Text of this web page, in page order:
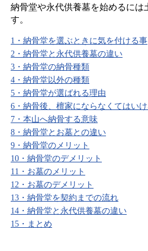
納骨堂や永代供養墓を始めるに
す。
1・納骨堂を選ぶときに気を付ける事
2・納骨堂と永代供養墓の違い
3・納骨堂の納骨種類
4・納骨堂以外の種類
5・納骨堂が選ばれる理由
6・納骨後、檀家にならなくてはい
7・本山へ納骨する意味
8・納骨堂とお墓との違い
9・納骨堂のメリット
10・納骨堂のデメリット
11・お墓のメリット
12・お墓のデメリット
13・納骨堂を契約までの流れ
14・納骨堂と永代供養墓の違い
15・まとめ